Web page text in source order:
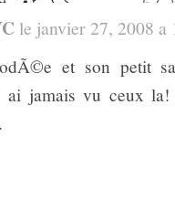
le janvier 27, 2008 a
et son petit
jamais vu ceux la!